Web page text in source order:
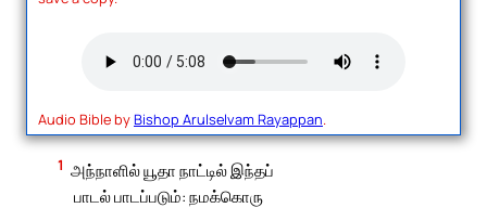
Audio Bible byBishop Arulselvam Rayappan.
1 அந்நாளில் யூதா நாட்டில் இந்தப்
பாடல் பாடப்படும்: நமக்கொரு